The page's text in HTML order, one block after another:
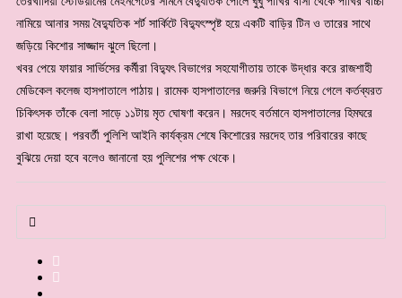
নামিয়ে আনার সময় বৈদ্যুতিক শর্ট সার্কিটে বিদ্যুৎস্পৃষ্ট হয়ে একটি বাড়ির টিন ও তারের সাথে
জড়িয়ে কিশোর সাজ্জাদ ঝুলে ছিলো।
খবর পেয়ে ফায়ার সার্ভিসের কর্মীরা বিদ্যুৎ বিভাগের সহযোগীতায় তাকে উদ্ধার করে রাজশাহী
মেডিকেল কলেজ হাসপাতালে পাঠায়। রামেক হাসপাতালের জরুরি বিভাগে নিয়ে গেলে কর্তব্যরত
চিকিৎসক তাঁকে বেলা সাড়ে ১১টায় মৃত ঘোষণা করেন। মরদেহ বর্তমানে হাসপাতালের হিমঘরে
রাখা হয়েছে। পরবর্তী পুলিশি আইনি কার্যক্রম শেষে কিশোরের মরদেহ তার পরিবারের কাছে
বুঝিয়ে দেয়া হবে বলেও জানানো হয় পুলিশের পক্ষ থেকে।